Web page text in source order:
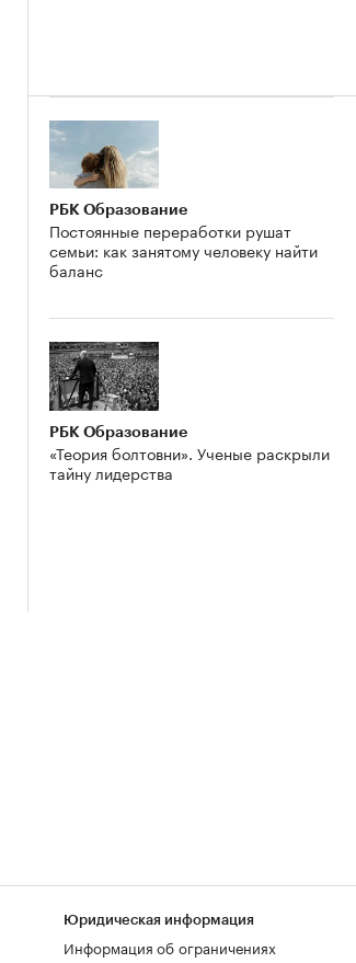
РБК Образование
Постоянные переработки рушат
семьи: как занятому человеку найти
баланс
РБК Образование
«Теория болтовни». Ученые раскрыли
тайну лидерства
Юридическая информация
Информация об ограничениях